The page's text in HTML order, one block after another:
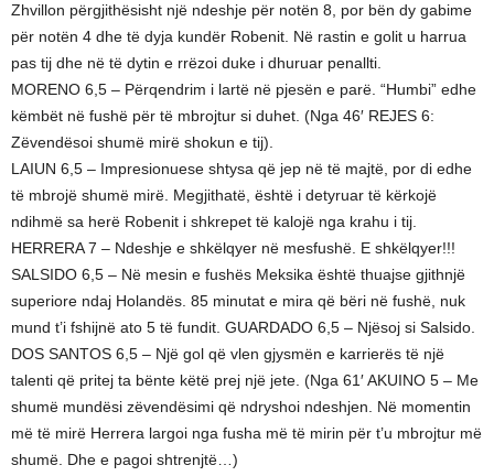
Zhvillon përgjithësisht një ndeshje për notën 8, por bën dy gabime
për notën 4 dhe të dyja kundër Robenit. Në rastin e golit u harrua
pas tij dhe në të dytin e rrëzoi duke i dhuruar penallti.
MORENO 6,5 – Përqendrim i lartë në pjesën e parë. “Humbi” edhe
këmbët në fushë për të mbrojtur si duhet. (Nga 46′ REJES 6:
Zëvendësoi shumë mirë shokun e tij).
LAIUN 6,5 – Impresionuese shtysa që jep në të majtë, por di edhe
të mbrojë shumë mirë. Megjithatë, është i detyruar të kërkojë
ndihmë sa herë Robenit i shkrepet të kalojë nga krahu i tij.
HERRERA 7 – Ndeshje e shkëlqyer në mesfushë. E shkëlqyer!!!
SALSIDO 6,5 – Në mesin e fushës Meksika është thuajse gjithnjë
superiore ndaj Holandës. 85 minutat e mira që bëri në fushë, nuk
mund t’i fshijnë ato 5 të fundit. GUARDADO 6,5 – Njësoj si Salsido.
DOS SANTOS 6,5 – Një gol që vlen gjysmën e karrierës të një
talenti që pritej ta bënte këtë prej një jete. (Nga 61′ AKUINO 5 – Me
shumë mundësi zëvendësimi që ndryshoi ndeshjen. Në momentin
më të mirë Herrera largoi nga fusha më të mirin për t’u mbrojtur më
shumë. Dhe e pagoi shtrenjtë…)